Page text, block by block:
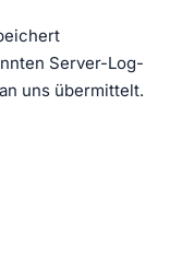
Server-Log-
uns übermittelt.